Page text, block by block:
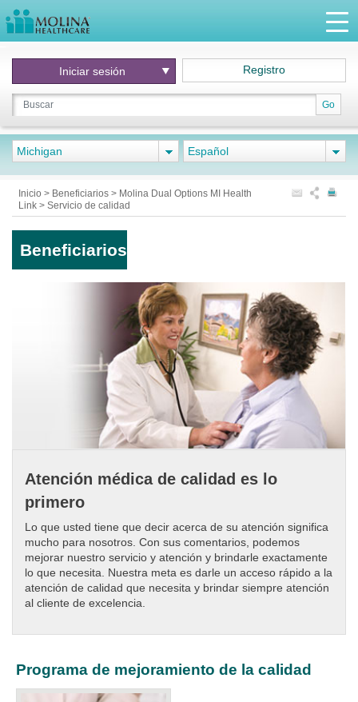
Go
Iniciar sesión Registro
Michigan Español
Inicio > Beneficiarios > Molina Dual Options MI Health
Link > Servicio de calidad
Beneficiarios
Atención médica de calidad es lo
primero
Lo que usted tiene que decir acerca de su atención significa
mucho para nosotros. Con sus comentarios, podemos
mejorar nuestro servicio y atención y brindarle exactamente
lo que necesita. Nuestra meta es darle un acceso rápido a la
atención de calidad que necesita y brindar siempre atención
al cliente de excelencia.​
Programa de mejoramiento de la calidad